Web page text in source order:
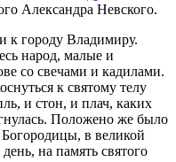
Александра Невского.
к городу Владимиру.
народ, малые и
со свечами и кадилами.
к святому телу
и стон, и плач, каких
Положено же было
в великой
на память святого